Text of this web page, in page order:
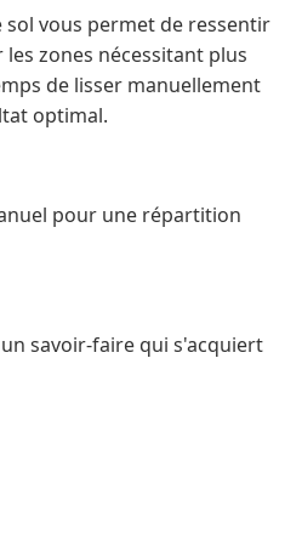
sol vous permet de ressentir
zones nécessitant plus
de lisser manuellement
optimal.
pour une répartition
savoir-faire qui s'acquiert